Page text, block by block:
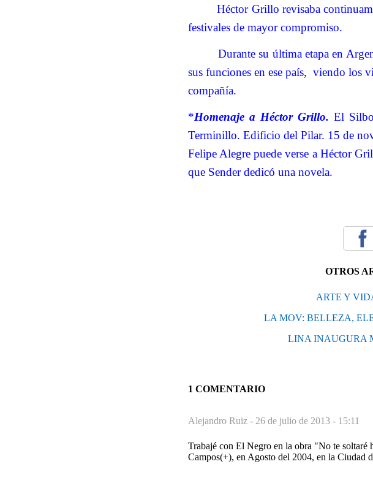
Héctor Grillo revisaba
festivales de mayor compromiso.
Durante su última etapa en
sus funciones en ese país, viendo los
compañía.
*Homenaje a Héctor Grillo. El
Terminillo. Edificio del Pilar. 15 de
Felipe Alegre puede verse a Héctor
que Sender dedicó una novela.
OTROS
ARTE Y
LA MOV: BELLEZA,
LINA INAUGURA
1 COMENTARIO
Alejandro Ruiz - 26 de julio de 2013 - 15:11
Trabajé con El Negro en la obra "No te
Campos(+), en Agosto del 2004, en la Ciudad